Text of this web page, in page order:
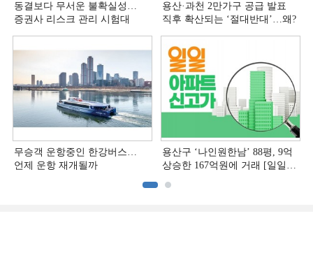
동결보다 무서운 불확실성…
증권사 리스크 관리 시험대
용산·과천 2만가구 공급 발표
직후 확산되는 ‘절대반대’…왜?
무승객 운항중인 한강버스…
언제 운항 재개될까
용산구 ‘나인원한남’ 88평, 9억
상승한 167억원에 거래 [일일